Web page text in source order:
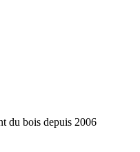
du bois depuis 2006